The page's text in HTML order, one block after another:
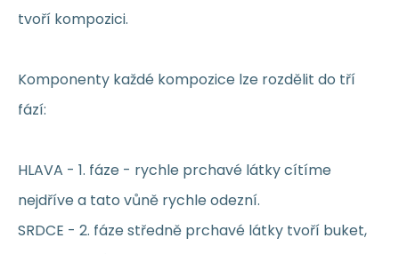
tvoří kompozici.
Komponenty každé kompozice lze rozdělit do tří
fází:
HLAVA - 1. fáze - rychle prchavé látky cítíme
nejdříve a tato vůně rychle odezní.
SRDCE - 2. fáze středně prchavé látky tvoří buket,